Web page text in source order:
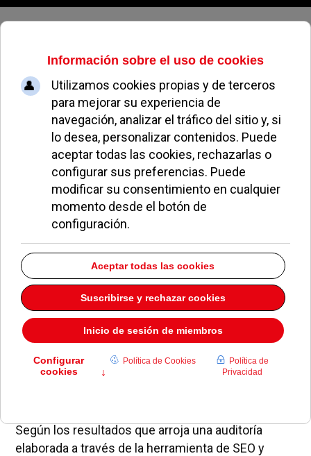
Sábado, 08 de agosto de 2026
Una auditoría SEO refleja que el
Ayuntamiento llena de publicidad
a los medios que menos hablan de
Pozuelo
REDACCIÓN POLÍTICA 15 MARZO 2022
Según los resultados que arroja una auditoría
elaborada a través de la herramienta de SEO y